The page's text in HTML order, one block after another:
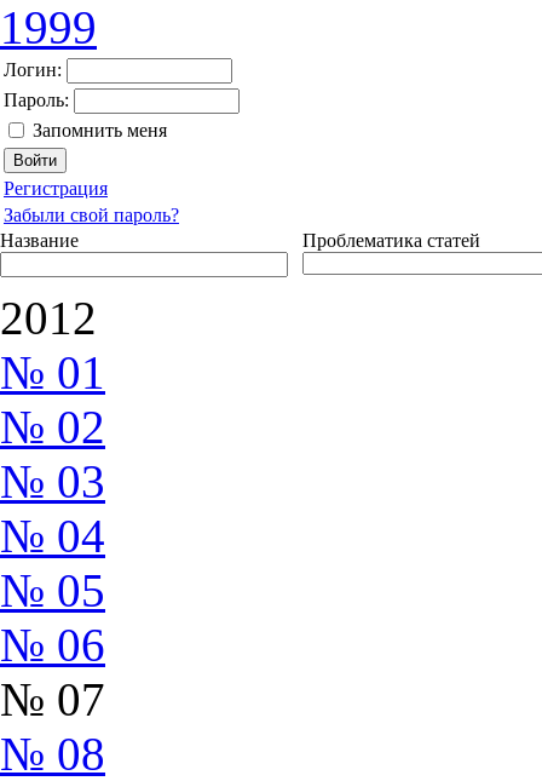
1999
Логин:
Пароль:
Запомнить меня
Регистрация
Забыли свой пароль?
Название
Проблематика статей
2012
№ 01
№ 02
№ 03
№ 04
№ 05
№ 06
№ 07
№ 08